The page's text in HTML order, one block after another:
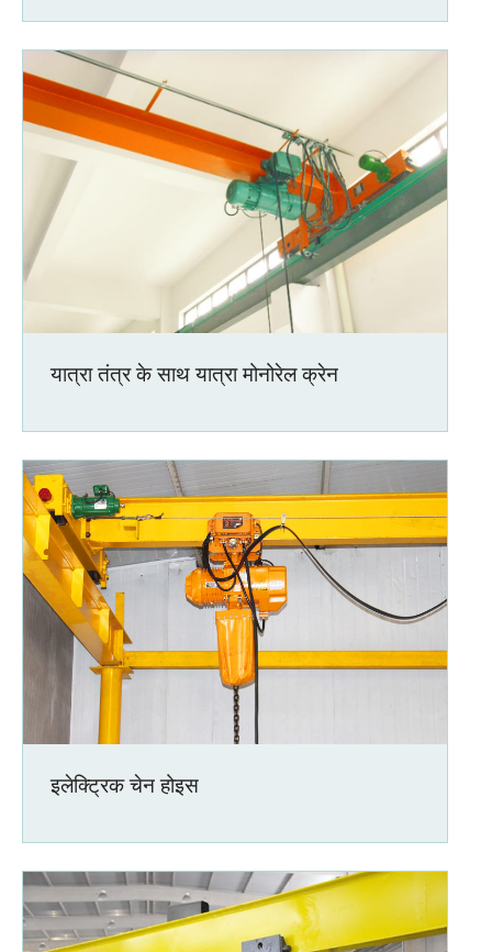
यात्रा तंत्र के साथ यात्रा मोनोरेल क्रेन
इलेक्ट्रिक चेन होइस